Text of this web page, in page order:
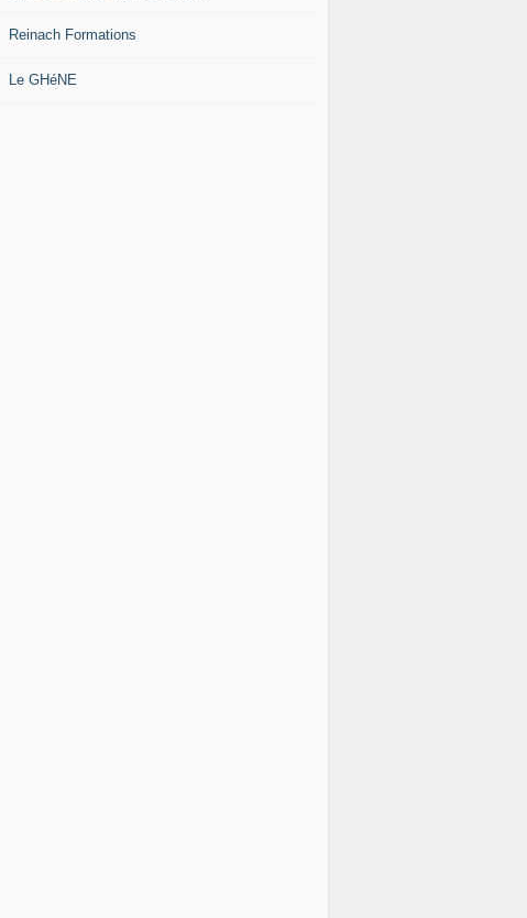
Reinach Formations
Le GHéNE